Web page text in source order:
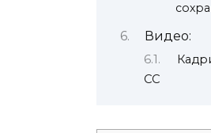
Видео:
CC